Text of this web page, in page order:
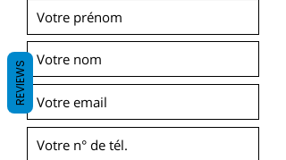
REVIEWS